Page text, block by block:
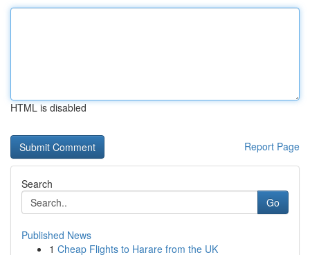
HTML is disabled
Report Page
Search
Go
Published News
1 Cheap Flights to Harare from the UK